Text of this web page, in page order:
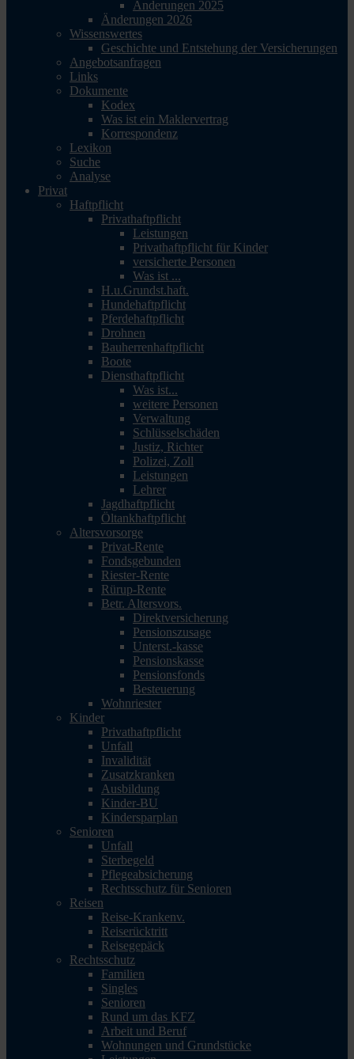
Änderungen 2025
Änderungen 2026
Wissenswertes
Geschichte und Entstehung der Versicherungen
Angebotsanfragen
Links
Dokumente
Kodex
Was ist ein Maklervertrag
Korrespondenz
Lexikon
Suche
Analyse
Privat
Haftpflicht
Privathaftpflicht
Leistungen
Privathaftpflicht für Kinder
versicherte Personen
Was ist ...
H.u.Grundst.haft.
Hundehaftpflicht
Pferdehaftpflicht
Drohnen
Bauherrenhaftpflicht
Boote
Diensthaftpflicht
Was ist...
weitere Personen
Verwaltung
Schlüsselschäden
Justiz, Richter
Polizei, Zoll
Leistungen
Lehrer
Jagdhaftpflicht
Öltankhaftpflicht
Altersvorsorge
Privat-Rente
Fondsgebunden
Riester-Rente
Rürup-Rente
Betr. Altersvors.
Direktversicherung
Pensionszusage
Unterst.-kasse
Pensionskasse
Pensionsfonds
Besteuerung
Wohnriester
Kinder
Privathaftpflicht
Unfall
Invalidität
Zusatzkranken
Ausbildung
Kinder-BU
Kindersparplan
Senioren
Unfall
Sterbegeld
Pflegeabsicherung
Rechtsschutz für Senioren
Reisen
Reise-Krankenv.
Reiserücktritt
Reisegepäck
Rechtsschutz
Familien
Singles
Senioren
Rund um das KFZ
Arbeit und Beruf
Wohnungen und Grundstücke